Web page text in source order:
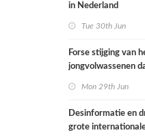
in Nederland
Tue 30th Jun
Forse stijging van
jongvolwassenen
Mon 29th Jun
Desinformatie en
grote